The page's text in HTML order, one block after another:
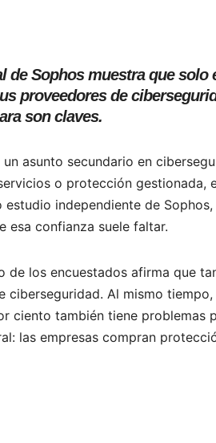
de Sophos muestra que
proveedores de
son claves.
asunto secundario en
o protección gestionada,
estudio independiente de
esa confianza suele faltar.
de los encuestados afirma que
ciberseguridad. Al mismo
ciento también tiene problemas
las empresas compran